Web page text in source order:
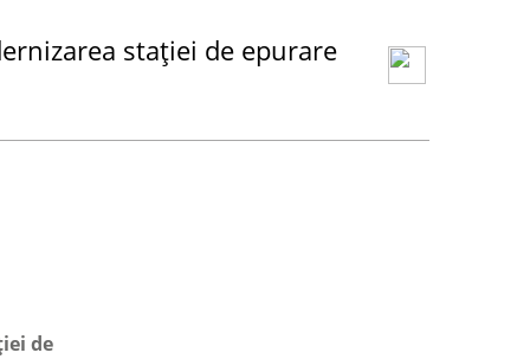
stației de epurare
de